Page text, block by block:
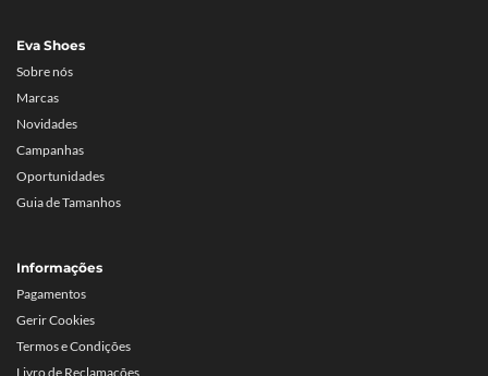
Eva Shoes
Sobre nós
Marcas
Novidades
Campanhas
Oportunidades
Guia de Tamanhos
Informações
Pagamentos
Gerir Cookies
Termos e Condições
Livro de Reclamações